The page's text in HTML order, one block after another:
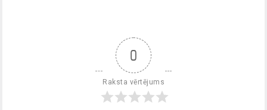
0
Raksta vērtējums